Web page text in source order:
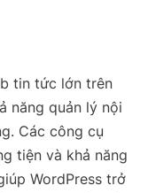
tin tức lớn trên
năng quản lý nội
Các công cụ
tiện và khả năng
WordPress trở